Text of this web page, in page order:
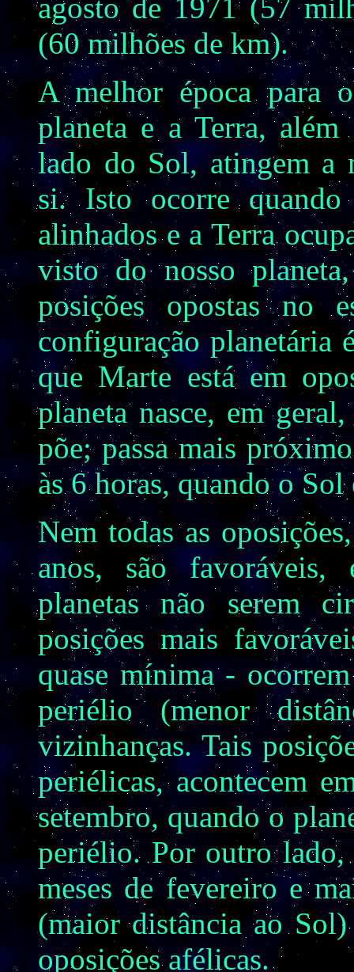
agosto de 1971 (57
(60 milhões de km).
A melhor época para
planeta e a Terra, além
lado do Sol, atingem a
si. Isto ocorre quando
alinhados e a Terra
visto do nosso
posições opostas no
configuração planetária
que Marte está em
planeta nasce, em
põe; passa mais
às 6 horas, quando o Sol
Nem todas as
anos, são
planetas não serem
posições mais
quase mínima -
periélio (menor
vizinhanças. Tais
periélicas, acontecem
setembro, quando o
periélio. Por outro lado,
meses de fevereiro e
(maior distância ao
oposições afélicas.